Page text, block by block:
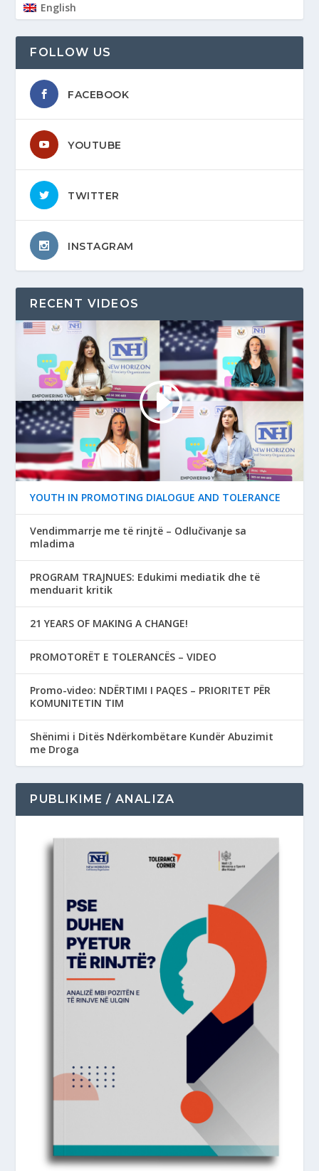
English
FOLLOW US
FACEBOOK
YOUTUBE
TWITTER
INSTAGRAM
RECENT VIDEOS
YOUTH IN PROMOTING DIALOGUE AND TOLERANCE
Vendimmarrje me të rinjtë – Odlučivanje sa
mladima
PROGRAM TRAJNUES: Edukimi mediatik dhe të
menduarit kritik
21 YEARS OF MAKING A CHANGE!
PROMOTORËT E TOLERANCËS – VIDEO
Promo-video: NDËRTIMI I PAQES – PRIORITET PËR
KOMUNITETIN TIM
Shënimi i Ditës Ndërkombëtare Kundër Abuzimit
me Droga
PUBLIKIME / ANALIZA